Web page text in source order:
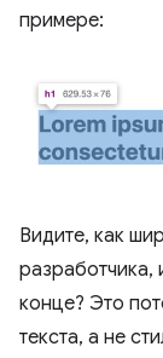
примере:
Видите, как
разработчика,
конце? Это
текста, а не